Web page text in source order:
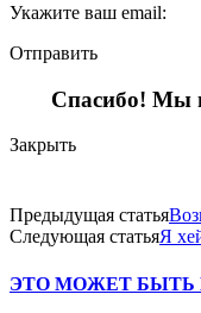
Укажите ваш email:
Отправить
Спасибо! Мы
Закрыть
Предыдущая статья
Следующая статьяЯ
ЭТО МОЖЕТ БЫТЬ